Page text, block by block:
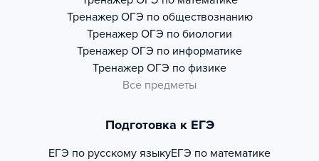
Тренажер ОГЭ по обществознанию
Тренажер ОГЭ по биологии
Тренажер ОГЭ по информатике
Тренажер ОГЭ по физике
Все предметы
Подготовка к ЕГЭ
ЕГЭ по русскому языкуЕГЭ по математике